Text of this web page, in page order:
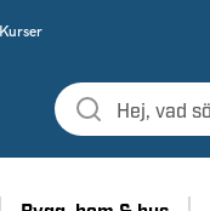
Kurser